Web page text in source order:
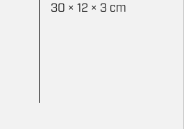
30 × 12 × 3 cm